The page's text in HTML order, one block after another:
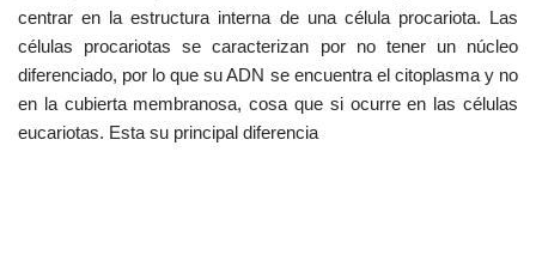
centrar en la estructura interna de una célula procariota. Las
células procariotas se caracterizan por no tener un núcleo
diferenciado, por lo que su ADN se encuentra el citoplasma y no
en la cubierta membranosa, cosa que si ocurre en las células
eucariotas. Esta su principal diferencia